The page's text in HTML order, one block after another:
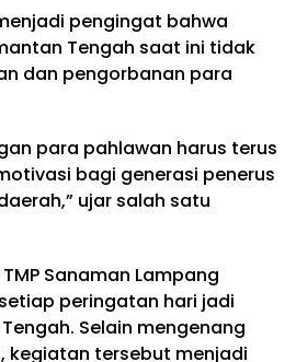
pengingat bahwa
Tengah saat ini tidak
dan pengorbanan para
para pahlawan harus terus
bagi generasi penerus
ujar salah satu
Sanaman Lampang
peringatan hari jadi
Selain mengenang
kegiatan tersebut menjadi